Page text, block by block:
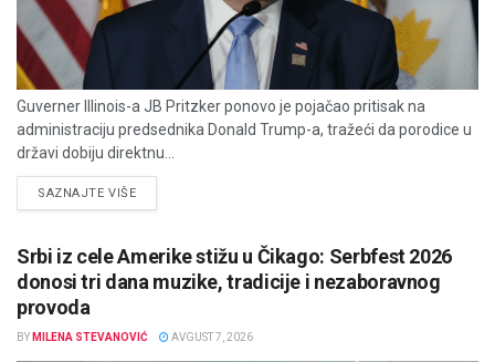
Guverner Illinois-a JB Pritzker ponovo je pojačao pritisak na
administraciju predsednika Donald Trump-a, tražeći da porodice u
državi dobiju direktnu...
SAZNAJTE VIŠEDETAILS
Srbi iz cele Amerike stižu u Čikago: Serbfest 2026
donosi tri dana muzike, tradicije i nezaboravnog
provoda
BY MILENA STEVANOVIĆ AVGUST 7, 2026